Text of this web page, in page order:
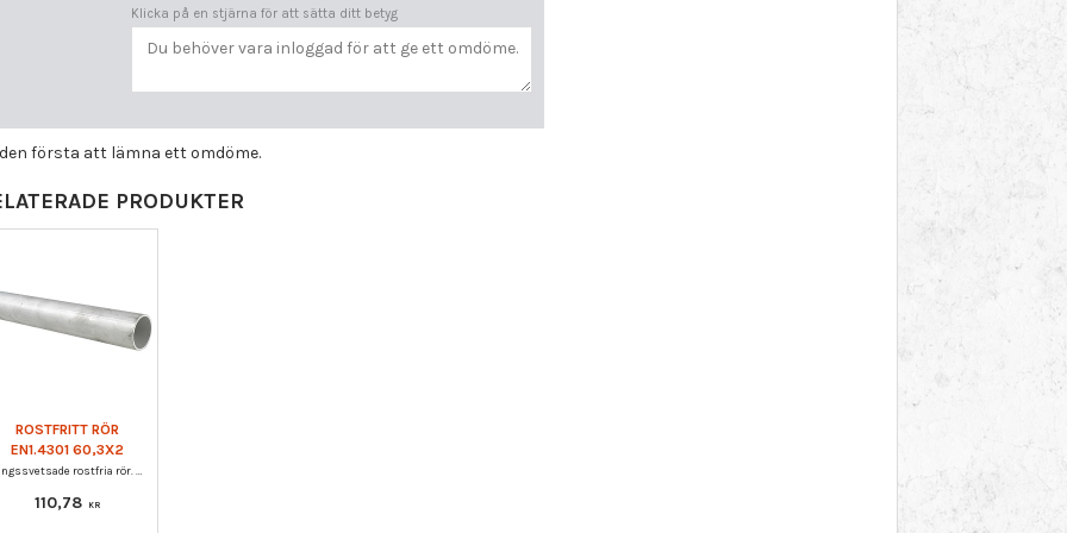
Klicka på en stjärna för att sätta ditt betyg
första att lämna ett omdöme.
PRODUKTER
ROSTFRITT RÖR
EN1.4301 60,3X2
Längssvetsade rostfria rör. Kvalitet EN1.4301.
110,78 KR